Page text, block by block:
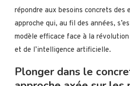
répondre aux besoins concrets des
approche qui, au fil des années,
modèle efficace face à la
et de l’intelligence artificielle.
Plonger dans le